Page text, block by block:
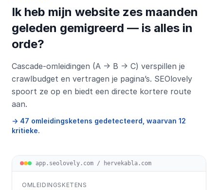
Ik heb mijn website zes maanden
geleden gemigreerd — is alles in
orde?
Cascade-omleidingen (A → B → C) verspillen je
crawlbudget en vertragen je pagina’s. SEOlovely
spoort ze op en biedt een directe kortere route
aan.
→ 47 omleidingsketens gedetecteerd, waarvan 12
kritieke.
app.seolovely.com / hervekabla.com
OMLEIDINGSKETENS